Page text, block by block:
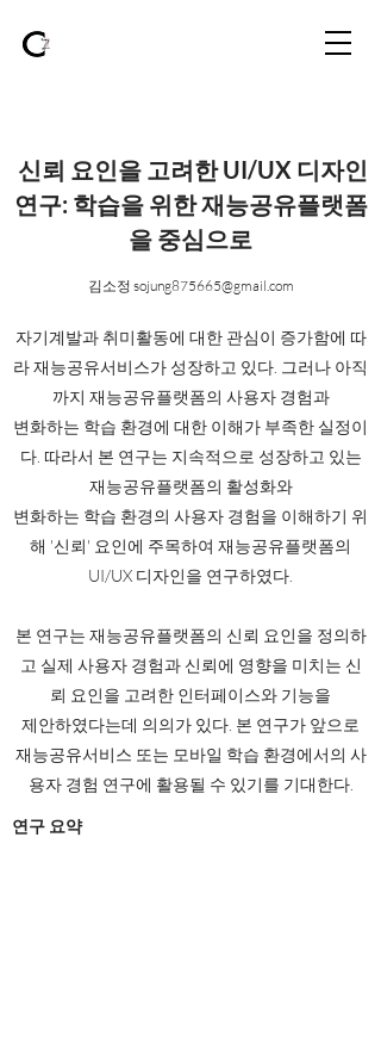
신뢰 요인을 고려한 UI/UX 디자인
연구: ​학습을 위한 재능공유플랫폼
을 중심으로
김소정 sojung875665@gmail.com
​자기계발과 취미활동에 대한 관심이 증가함에 따
라 재능공유서비스가 성장하고 있다. 그러나 아직
까지 재능공유플랫폼의 사용자 경험과
변화하는 학습 환경에 대한 이해가 부족한 실정이
다. 따라서 본 연구는 지속적으로 성장하고 있는
재능공유플랫폼의 활성화와
변화하는 학습 환경의 사용자 경험을 이해하기 위
해 '신뢰' 요인에 주목하여 재능공유플랫폼의
UI/UX 디자인을 연구하였다.
본 연구는 재능공유플랫폼의 신뢰 요인을 정의하
고 실제 사용자 경험과 신뢰에 영향을 미치는 신
뢰 요인을 고려한 인터페이스와 기능을
제안하였다는데 의의가 있다. 본 연구가 앞으로
재능공유서비스 또는 모바일 학습 환경에서의 사
용자 경험 연구에 활용될 수 있기를 기대한다.
​연구 요약